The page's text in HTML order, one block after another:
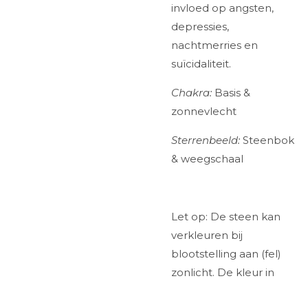
invloed op angsten,
depressies,
nachtmerries en
suïcidaliteit.
Chakra: Basis &
zonnevlecht
Sterrenbeeld: Steenbok
& weegschaal
Let op: De steen kan
verkleuren bij
blootstelling aan (fel)
zonlicht. De kleur in